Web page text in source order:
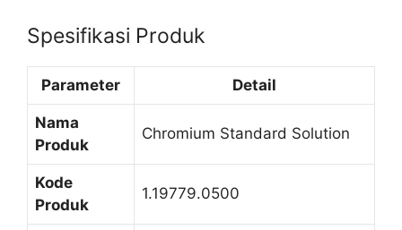
Spesifikasi Produk
Parameter Detail
Nama
Produk
Chromium Standard Solution
Kode
Produk
1.19779.0500